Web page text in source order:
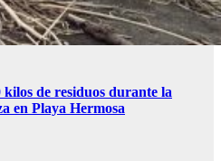
de residuos durante la
en Playa Hermosa